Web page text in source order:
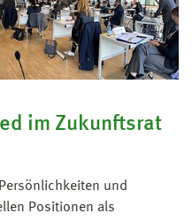
im Zukunftsrat
und
Positionen als